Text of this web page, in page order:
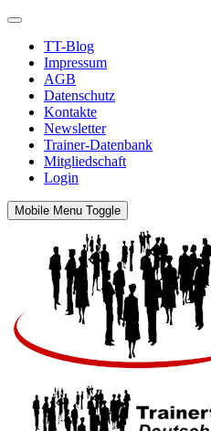
TT-Blog
Impressum
AGB
Datenschutz
Kontakte
Newsletter
Trainer-Datenbank
Mitgliedschaft
Login
Mobile Menu Toggle